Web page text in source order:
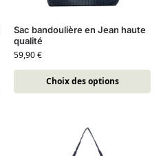
Sac bandoulière en Jean haute
qualité
59,90€
Choix des options